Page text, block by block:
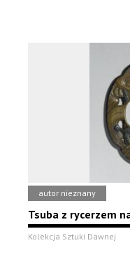
autor nieznany
Tsuba z rycerzem
Kolekcja Sztuki Dawnej